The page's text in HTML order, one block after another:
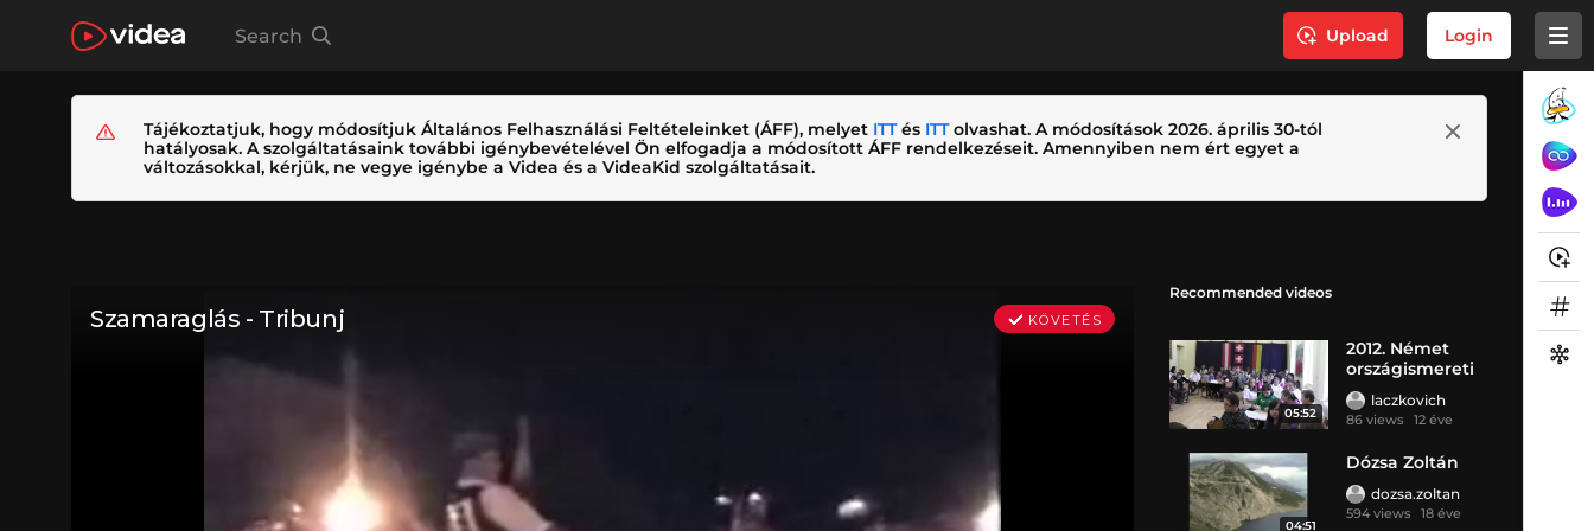
Search Upload Login
Tájékoztatjuk, hogy módosítjuk Általános Felhasználási Feltételeinket (ÁFF), melyet ITTés ITTolvashat. A módosítások 2026. április 30-tól
hatályosak. A szolgáltatásaink további igénybevételével Ön elfogadja a módosított ÁFF rendelkezéseit. Amennyiben nem ért egyet a
változásokkal, kérjük, ne vegye igénybe a Videa és a VideaKid szolgáltatásait.
Recommended videos
05:52
2012. Német
országismereti
vetélkedő
laczkovich
86 views 12 éve
04:51
Dózsa Zoltán
dozsa.zoltan
594 views 18 éve